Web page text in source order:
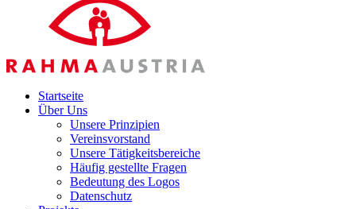
Startseite
Über Uns
Unsere Prinzipien
Vereinsvorstand
Unsere Tätigkeitsbereiche
Häufig gestellte Fragen
Bedeutung des Logos
Datenschutz